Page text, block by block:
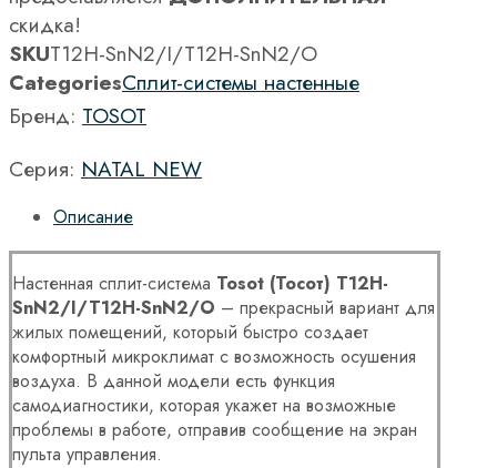
скидка!
SKUT12H-SnN2/I/T12H-SnN2/O
CategoriesСплит-системы настенные
Бренд: TOSOT
Серия: NATAL NEW
Описание
Настенная сплит-система Tosot (Тосот) T12H-
SnN2/I/T12H-SnN2/O – прекрасный вариант для
жилых помещений, который быстро создает
комфортный микроклимат с возможность осушения
воздуха. В данной модели есть функция
самодиагностики, которая укажет на возможные
проблемы в работе, отправив сообщение на экран
пульта управления.